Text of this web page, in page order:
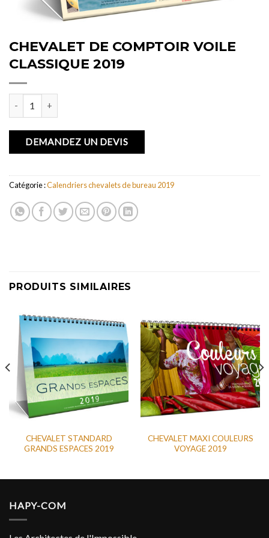
CHEVALET DE COMPTOIR VOILE
CLASSIQUE 2019
DEMANDEZ UN DEVIS
Catégorie :Calendriers chevalets de bureau 2019
PRODUITS SIMILAIRES
CHEVALET STANDARD
GRANDS ESPACES 2019
CHEVALET MAXI COULEURS
VOYAGE 2019
HAPY-COM